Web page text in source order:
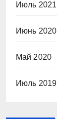
Июль 2021
Июнь 2020
Май 2020
Июль 2019